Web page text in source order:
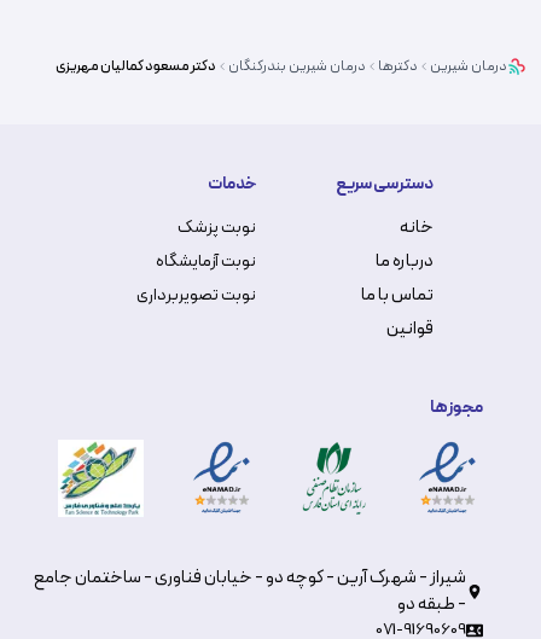
درمان شیرین دکترها درمان شیرین بندرکنگان دکترمسعود کمالیان مهریزی
دسترسی سریع
خانه
درباره ما
تماس با ما
قوانین
خدمات
نوبت پزشک
نوبت آزمایشگاه
نوبت تصویربرداری
مجوزها
شیراز - شهرک آرین - کوچه دو - خیابان فناوری - ساختمان جامع
- طبقه دو
071-91690609